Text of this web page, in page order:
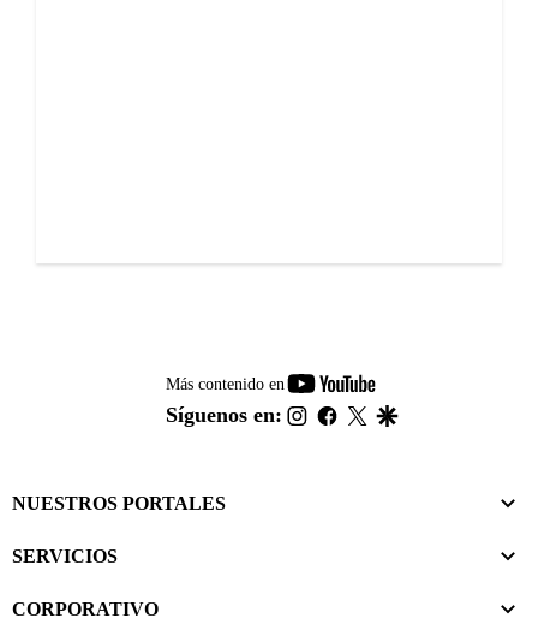
Más contenido en
youtube-
footer
Síguenos en: instagram
facebook
twitter
NUESTROS PORTALES
SERVICIOS
CORPORATIVO